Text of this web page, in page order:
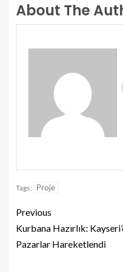
About The
Tags: Proje
Previous
Kurbana Hazırlık:
Pazarlar Hareketlendi